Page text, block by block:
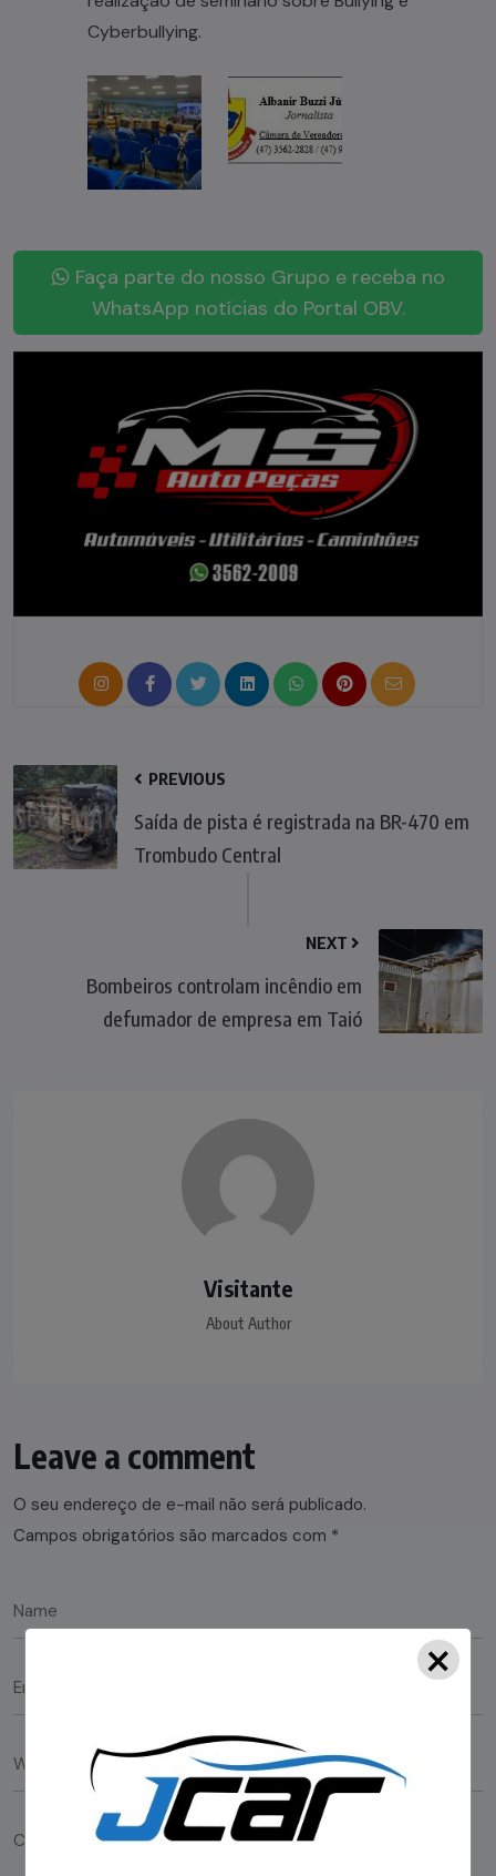
Cyberbullying.
Faça parte do nosso Grupo e receba no
WhatsApp notícias do Portal OBV.
PREVIOUS
Saída de pista é registrada na BR-470 em
Trombudo Central
NEXT
Bombeiros controlam incêndio em
defumador de empresa em Taió
Visitante
About Author
Leave a comment
O seu endereço de e-mail não será publicado.
Campos obrigatórios são marcados com *
×